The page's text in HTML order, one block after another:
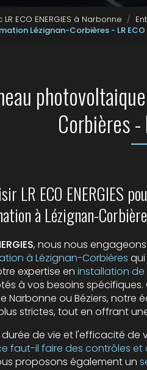
ECO ENERGIES à Narbonne
Lézignan-Corbières - LR ECO
Corbières -
LR ECO ENERGIES
à Lézignan-
, nous nous
à Lézignan-Corbières
expertise en installation
à vos besoins
Narbonne ou Béziers, notre
strictes, tout en offrant
de vie et l'efficacité
faut-il faire des contrôles
proposons également un